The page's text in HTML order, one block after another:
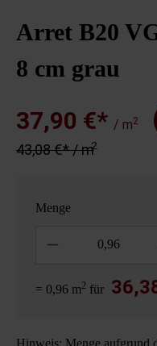
Arret B20
8 cm grau
37,90 €* / m2
43,08 €* / m2
Menge
= 0,96 m2 für
Hinweis: Menge aufgrund